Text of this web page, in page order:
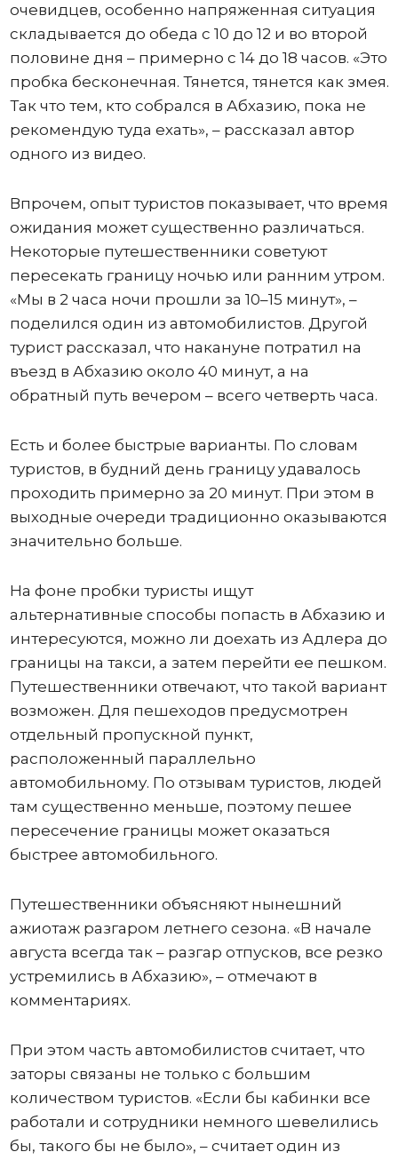
очевидцев, особенно напряженная ситуация
складывается до обеда с 10 до 12 и во второй
половине дня – примерно с 14 до 18 часов. «Это
пробка бесконечная. Тянется, тянется как змея.
Так что тем, кто собрался в Абхазию, пока не
рекомендую туда ехать», – рассказал автор
одного из видео.
Впрочем, опыт туристов показывает, что время
ожидания может существенно различаться.
Некоторые путешественники советуют
пересекать границу ночью или ранним утром.
«Мы в 2 часа ночи прошли за 10–15 минут», –
поделился один из автомобилистов. Другой
турист рассказал, что накануне потратил на
въезд в Абхазию около 40 минут, а на
обратный путь вечером – всего четверть часа.
Есть и более быстрые варианты. По словам
туристов, в будний день границу удавалось
проходить примерно за 20 минут. При этом в
выходные очереди традиционно оказываются
значительно больше.
На фоне пробки туристы ищут
альтернативные способы попасть в Абхазию и
интересуются, можно ли доехать из Адлера до
границы на такси, а затем перейти ее пешком.
Путешественники отвечают, что такой вариант
возможен. Для пешеходов предусмотрен
отдельный пропускной пункт,
расположенный параллельно
автомобильному. По отзывам туристов, людей
там существенно меньше, поэтому пешее
пересечение границы может оказаться
быстрее автомобильного.
Путешественники объясняют нынешний
ажиотаж разгаром летнего сезона. «В начале
августа всегда так – разгар отпусков, все резко
устремились в Абхазию», – отмечают в
комментариях.
При этом часть автомобилистов считает, что
заторы связаны не только с большим
количеством туристов. «Если бы кабинки все
работали и сотрудники немного шевелились
бы, такого бы не было», – считает один из